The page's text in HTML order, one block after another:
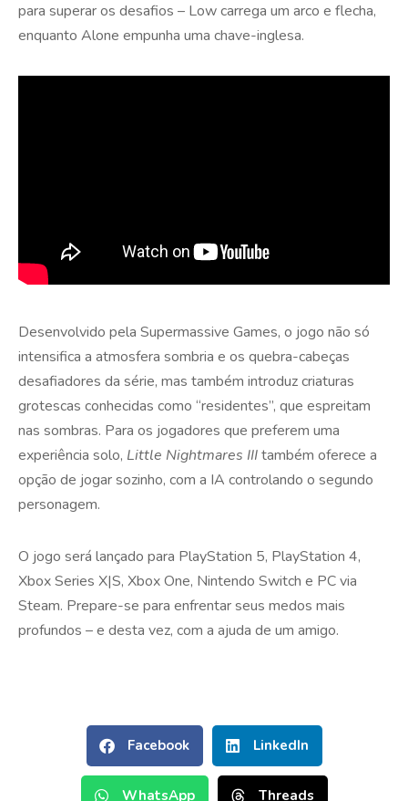
para superar os desafios – Low carrega um arco e flecha,
enquanto Alone empunha uma chave-inglesa.
Desenvolvido pela Supermassive Games, o jogo não só
intensifica a atmosfera sombria e os quebra-cabeças
desafiadores da série, mas também introduz criaturas
grotescas conhecidas como “residentes”, que espreitam
nas sombras. Para os jogadores que preferem uma
experiência solo, Little Nightmares IIItambém oferece a
opção de jogar sozinho, com a IA controlando o segundo
personagem.
O jogo será lançado para PlayStation 5, PlayStation 4,
Xbox Series X|S, Xbox One, Nintendo Switch e PC via
Steam. Prepare-se para enfrentar seus medos mais
profundos – e desta vez, com a ajuda de um amigo.
Facebook LinkedIn
WhatsApp Threads